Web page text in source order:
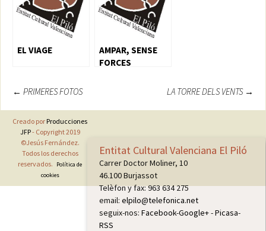
EL VIAGE
AMPAR, SENSE
FORCES
Navegación
de
entradas
← PRIMERES FOTOS LA TORRE DELS VENTS →
Entitat Cultural Valenciana El Piló
Carrer Doctor Moliner, 10
46.100 Burjassot
Telèfon y fax: 963 634 275
email: elpilo@telefonica.net
seguix-nos: Facebook-Google+-Picasa-
RSS
Creado por Producciones
JFP- Copyright 2019
©Jesús Fernández.
Todos los derechos
reservados.
Política de
cookies